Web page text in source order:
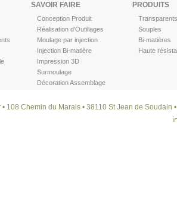
SAVOIR FAIRE
Conception Produit
Réalisation d'Outillages
Moulage par injection
Injection Bi-matière
Impression 3D
Surmoulage
Décoration Assemblage
PRODUITS
Transparents
Souples
Bi-matières
Haute
108 Chemin du Marais • 38110 St Jean de Soudain